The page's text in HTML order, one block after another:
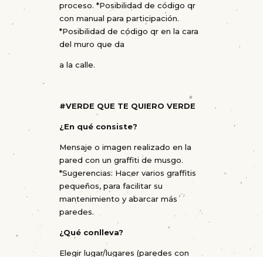
proceso. *Posibilidad de código qr
con manual para participación.
*Posibilidad de código qr en la cara
del muro que da
a la calle.
#VERDE QUE TE QUIERO VERDE
¿En qué consiste?
Mensaje o imagen realizado en la
pared con un graffiti de musgo.
*Sugerencias: Hacer varios graffitis
pequeños, para facilitar su
mantenimiento y abarcar más
paredes.
¿Qué conlleva?
Elegir lugar/lugares (paredes con